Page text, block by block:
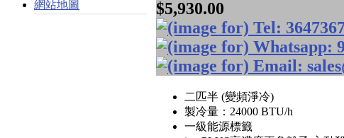
網站地圖
$5,930.00
二匹半 (變頻淨冷)
製冷量：24000 BTU/h
一級能源標籤